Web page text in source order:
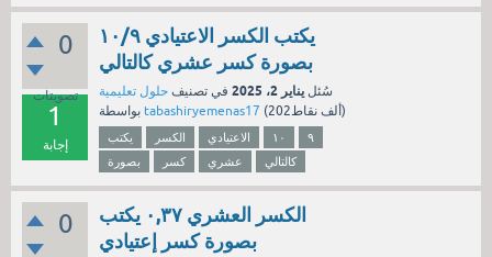
0
تصويتات
1
إجابة
يكتب الكسر الاعتيادي ١٠/٩
بصورة كسر عشري كالتالي
سُئل يناير 2، 2025 في تصنيف حلول تعليمية
tabashiryemenas17 ( 202ألف نقاط)
يكتب الكسر الاعتيادي ١٠
٩
بصورة
كسر عشري كالتالي
0
الكسر العشري ٠,٣٧ يكتب
بصورة كسر إعتيادي